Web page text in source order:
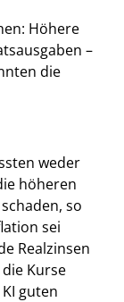
Höhere
–
die
weder
höheren
so
sei
Realzinsen
Kurse
guten